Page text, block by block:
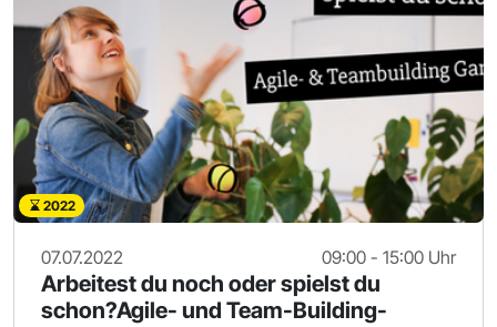
2022
07.07.2022 09:00 - 15:00 Uhr
Arbeitest du noch oder spielst du
schon?Agile- und Team-Building-